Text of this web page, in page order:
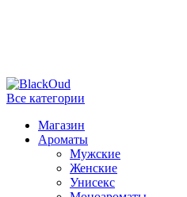
Все категории
Магазин
Ароматы
Мужские
Женские
Унисекс